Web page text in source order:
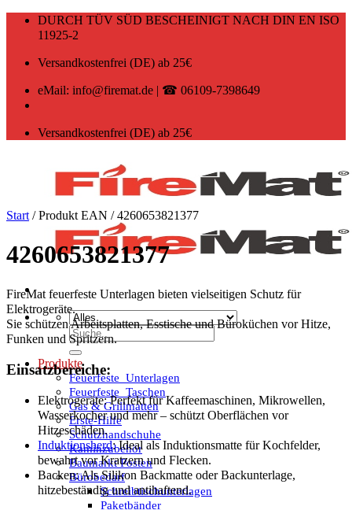
Zum
DURCH TÜV SÜD BESCHEINIGT NACH DIN EN ISO
11925-2
Versandkostenfrei (DE) ab 25€
eMail: info@firemat.de | ☎ 06109-7398649
Versandkostenfrei (DE) ab 25€
Suchen
nach:
Produkte
Feuerfeste_Unterlagen
Feuerfeste_Taschen
Gas & Grillmatten
Erste-Hilfe
Schutzhandschuhe
Kaminzubehör
Baumarkt Posten
Bürobedarf
Schreibtischunterlagen
Paketbänder
Start /Produkt EAN /4260653821377
4260653821377
FireMat feuerfeste Unterlagen bieten vielseitigen Schutz für
Elektrogeräte.
Sie schützen Arbeitsplatten, Esstische und Büroküchen vor Hitze,
Funken und Spritzern.
Einsatzbereiche:
Elektrogeräte: Perfekt für Kaffeemaschinen, Mikrowellen,
Wasserkocher und mehr – schützt Oberflächen vor
Hitzeschäden.
Induktionsherd: Ideal als Induktionsmatte für Kochfelder,
bewahrt vor Kratzern und Flecken.
Backen: Als Silikon Backmatte oder Backunterlage,
hitzebeständig und antihaftend.